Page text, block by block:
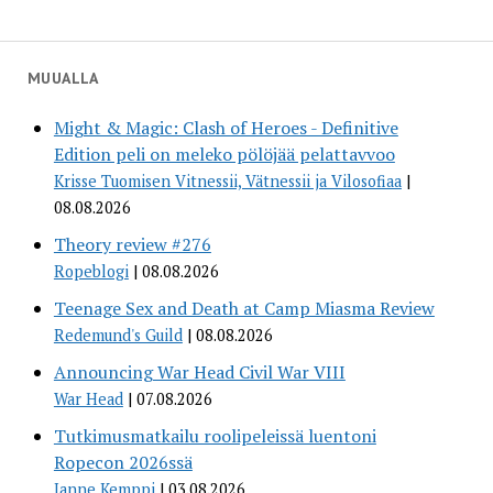
MUUALLA
Might & Magic: Clash of Heroes - Definitive
Edition peli on meleko pölöjää pelattavvoo
Krisse Tuomisen Vitnessii, Vätnessii ja Vilosofiaa
08.08.2026
Theory review #276
Ropeblogi 08.08.2026
Teenage Sex and Death at Camp Miasma Review
Redemund's Guild 08.08.2026
Announcing War Head Civil War VIII
War Head 07.08.2026
Tutkimusmatkailu roolipeleissä luentoni
Ropecon 2026ssä